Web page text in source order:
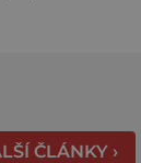
Piešťany
ČLÁNKY ›